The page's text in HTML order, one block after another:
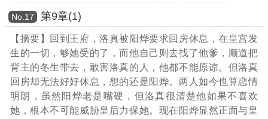
Νο.17 第9章(1)
【摘要】回到王府，洛真被阳烨要求回房休息，在皇宫发
生的一切，够她受的了，而他自己则去找了他爹，顺道把
背主的冬生带去，敢害洛真的人，他都不能原谅。但洛真
回房却无法好好休息，想的还是阳烨。两人如今也算恋情
明朗，虽然阳烨老是嘴硬，但洛真很清楚他如果不喜欢
她，根本不可能威胁皇后力保她。现在阳烨显然正面与皇